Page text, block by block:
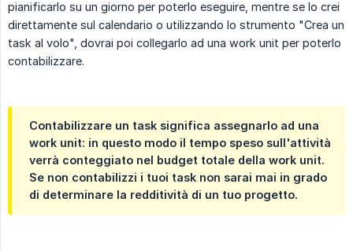
pianificarlo su un giorno per poterlo eseguire, mentre se lo crei
direttamente sul calendario o utilizzando lo strumento "Crea un
task al volo", dovrai poi collegarlo ad una work unit per poterlo
contabilizzare.
Contabilizzare un task significa assegnarlo ad una
work unit: in questo modo il tempo speso sull'attività
verrà conteggiato nel budget totale della work unit.
Se non contabilizzi i tuoi task non sarai mai in grado
di determinare la redditività di un tuo progetto.